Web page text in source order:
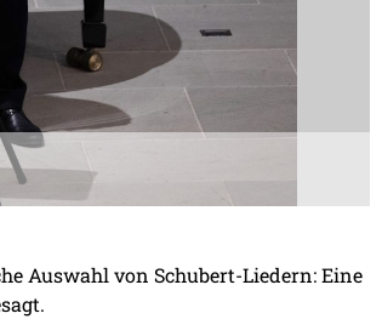
Auswahl von Schubert-Liedern: Eine